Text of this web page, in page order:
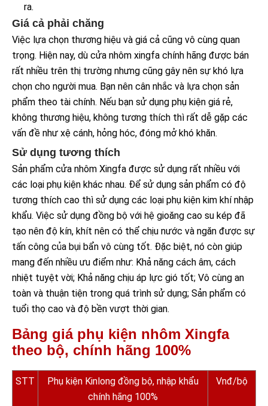
ra.
Giá cả phải chăng
Việc lựa chọn thương hiệu và giá cả cũng vô cùng quan
trọng. Hiện nay, dù cửa nhôm xingfa chính hãng được bán
rất nhiều trên thị trường nhưng cũng gây nên sự khó lựa
chọn cho người mua. Bạn nên cân nhắc và lựa chọn sản
phẩm theo tài chính. Nếu bạn sử dụng phụ kiện giá rẻ,
không thương hiệu, không tương thích thì rất dễ gặp các
vấn đề như xệ cánh, hỏng hóc, đóng mở khó khăn.
Sử dụng tương thích
Sản phẩm cửa nhôm Xingfa được sử dụng rất nhiều với
các loại phụ kiện khác nhau. Để sử dụng sản phẩm có độ
tương thích cao thì sử dụng các loại phụ kiện kim khí nhập
khẩu. Việc sử dụng đồng bộ với hệ gioăng cao su kép đã
tạo nên độ kín, khít nên có thể chịu nước và ngăn được sự
tấn công của bụi bẩn vô cùng tốt. Đặc biệt, nó còn giúp
mang đến nhiều ưu điểm như: Khả năng cách âm, cách
nhiệt tuyệt vời; Khả năng chịu áp lực gió tốt; Vô cùng an
toàn và thuận tiện trong quá trình sử dụng; Sản phẩm có
tuổi thọ cao và độ bền vượt thời gian.
Bảng giá phụ kiện nhôm Xingfa
theo bộ, chính hãng 100%
STT
Phụ kiện Kinlong đồng bộ, nhập khẩu
chính hãng 100%
Vnđ/bộ